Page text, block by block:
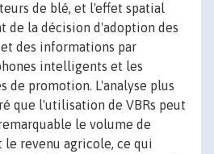
de blé, et l'effet spatial
de la décision d'adoption des
des informations par
intelligents et les
de promotion. L'analyse plus
que l'utilisation de VBRs peut
le volume de
revenu agricole, ce qui